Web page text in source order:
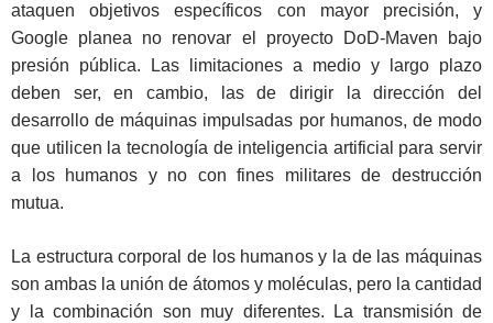
ataquen objetivos específicos con mayor precisión, y
Google planea no renovar el proyecto DoD-Maven bajo
presión pública. Las limitaciones a medio y largo plazo
deben ser, en cambio, las de dirigir la dirección del
desarrollo de máquinas impulsadas por humanos, de modo
que utilicen la tecnología de inteligencia artificial para servir
a los humanos y no con fines militares de destrucción
mutua.
La estructura corporal de los humanos y la de las máquinas
son ambas la unión de átomos y moléculas, pero la cantidad
y la combinación son muy diferentes. La transmisión de